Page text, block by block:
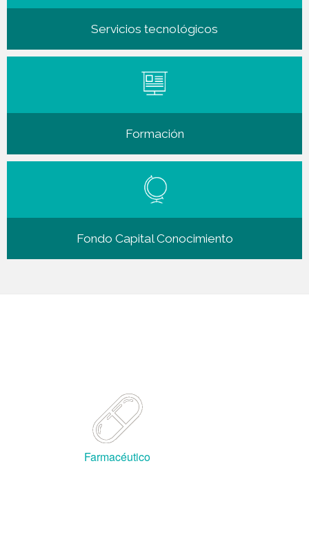
Servicios tecnológicos
Formación
Fondo Capital Conocimiento
Farmacéutico